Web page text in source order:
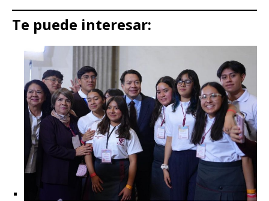
Te puede interesar: